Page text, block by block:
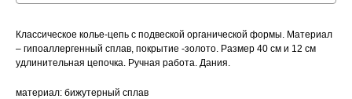
Классическое колье-цепь с подвеской органической формы. Материал
– гипоаллергенный сплав, покрытие -золото. Размер 40 см и 12 см
удлинительная цепочка. Ручная работа. Дания.
материал: бижутерный сплав